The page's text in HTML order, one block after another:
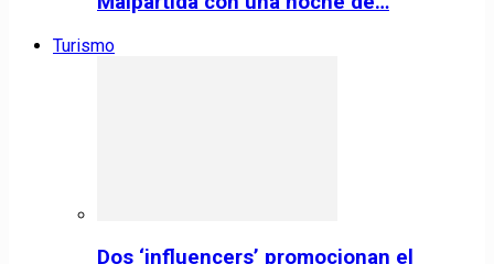
Turismo
Dos ‘influencers’ promocionan el